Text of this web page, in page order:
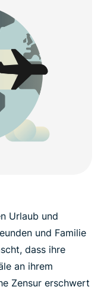
Urlaub und
und Familie
dass ihre
an ihrem
Zensur erschwert